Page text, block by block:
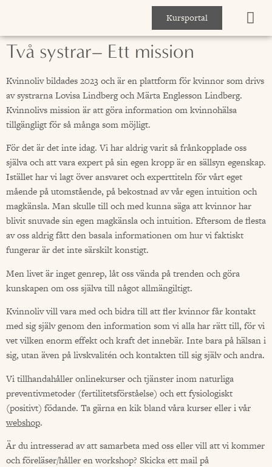
Kursportal
Två systrar– Ett mission
Kvinnoliv bildades 2023 och är en plattform för kvinnor som drivs
av systrarna Lovisa Lindberg och Märta Englesson Lindberg.
Kvinnolivs mission är att göra information om kvinnohälsa
tillgängligt för så många som möjligt.
För det är det inte idag. Vi har aldrig varit så frånkopplade oss
själva och att vara expert på sin egen kropp är en sällsyn egenskap.
Istället har vi lagt över ansvaret och experttiteln för vårt eget
mående på utomstående, på bekostnad av vår egen intuition och
magkänsla. Man skulle till och med kunna säga att kvinnor har
blivit snuvade sin egen magkänsla och intuition. Eftersom de flesta
av oss aldrig fått den basala informationen om hur vi faktiskt
fungerar är det inte särskilt konstigt.
Men livet är inget genrep, låt oss vända på trenden och göra
kunskapen om oss själva till något allmängiltigt.
Kvinnoliv vill vara med och bidra till att fler kvinnor får kontakt
med sig själv genom den information som vi alla har rätt till, för vi
vet vilken enorm effekt och kraft det innebär. Inte bara på hälsan i
sig, utan även på livskvalitén och kontakten till sig själv och andra.
Vi tillhandahåller onlinekurser och tjänster inom naturliga
preventivmetoder (fertilitetsförståelse) och ett fysiologiskt
(positivt) födande. Ta gärna en kik bland våra kursereller i vår
webshop.
Är du intresserad av att samarbeta med oss eller vill att vi kommer
och föreläser/håller en workshop? Skicka ett mail på